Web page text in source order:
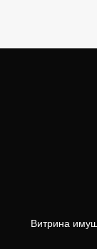
Витрина